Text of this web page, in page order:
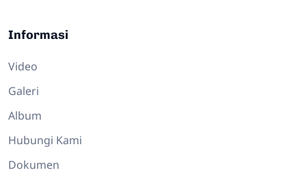
Informasi
Video
Galeri
Album
Hubungi Kami
Dokumen